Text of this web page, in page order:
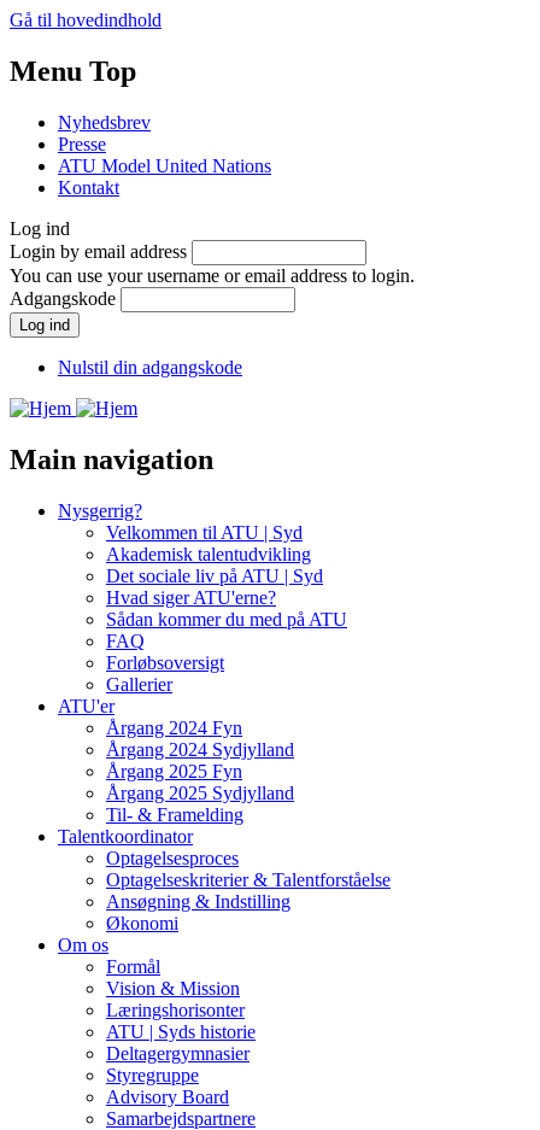
Gå til hovedindhold
Menu Top
Nyhedsbrev
Presse
ATU Model United Nations
Kontakt
Log ind
Login by email address
You can use your username or email address to login.
Adgangskode
Nulstil din adgangskode
Main navigation
Nysgerrig?
Velkommen til ATU | Syd
Akademisk talentudvikling
Det sociale liv på ATU | Syd
Hvad siger ATU'erne?
Sådan kommer du med på ATU
FAQ
Forløbsoversigt
Gallerier
ATU'er
Årgang 2024 Fyn
Årgang 2024 Sydjylland
Årgang 2025 Fyn
Årgang 2025 Sydjylland
Til- & Framelding
Talentkoordinator
Optagelsesproces
Optagelseskriterier & Talentforståelse
Ansøgning & Indstilling
Økonomi
Om os
Formål
Vision & Mission
Læringshorisonter
ATU | Syds historie
Deltagergymnasier
Styregruppe
Advisory Board
Samarbejdspartnere